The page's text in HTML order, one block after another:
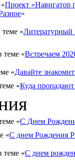
Проект «Навигатор
»
теме «Литературный
теме «Встречаем
«Давайте
«Куда
«С Днем
«С днем Рождения
теме «С днем